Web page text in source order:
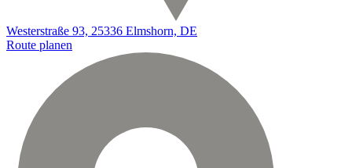
Westerstraße 93, 25336 Elmshorn, DE
Route planen